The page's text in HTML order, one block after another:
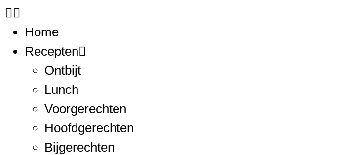
Home
Recepten
Ontbijt
Lunch
Voorgerechten
Hoofdgerechten
Bijgerechten